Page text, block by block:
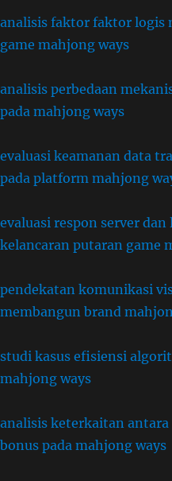
analisis faktor faktor logis
game mahjong ways
analisis perbedaan
pada mahjong ways
evaluasi keamanan data
pada platform mahjong
evaluasi respon server
kelancaran putaran game
pendekatan komunikasi
membangun brand
studi kasus efisiensi
mahjong ways
analisis keterkaitan
bonus pada mahjong ways